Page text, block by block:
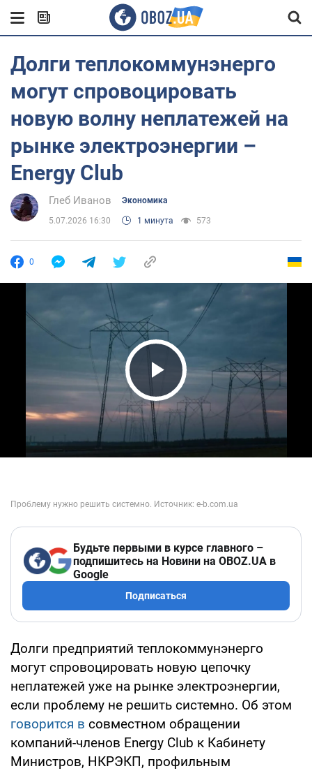
Долги теплокоммунэнерго
могут спровоцировать
новую волну неплатежей на
рынке электроэнергии –
Energy Club
Глеб Иванов Экономика
5.07.2026 16:30 1 минута 573
0
Play Video
Будьте первыми в курсе главного –
подпишитесь на Новини на OBOZ.UA в
Google
Подписаться
Долги предприятий теплокоммунэнерго
могут спровоцировать новую цепочку
неплатежей уже на рынке электроэнергии,
если проблему не решить системно. Об этом
говорится в совместном обращении
компаний-членов Energy Club к Кабинету
Министров, НКРЭКП, профильным